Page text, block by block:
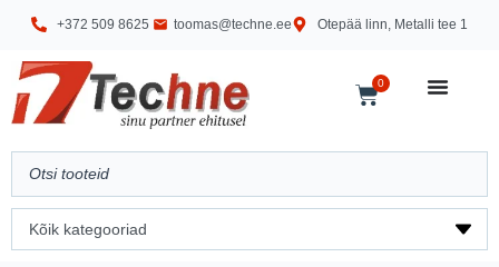
+372 509 8625 toomas@techne.ee Otepää linn, Metalli tee 1
0